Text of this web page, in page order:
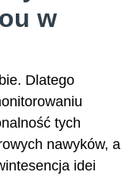
w
Dlatego
tych
nawyków, a
idei